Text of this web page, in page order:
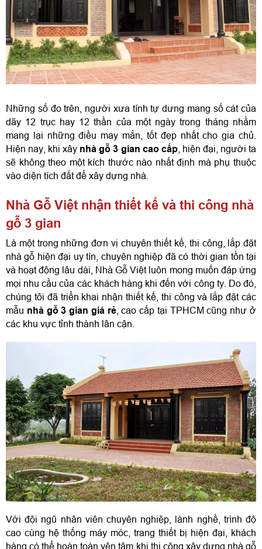
Những số đo trên, người xưa tính tự dưng mang số cát của
dãy 12 trục hay 12 thần của một ngày trong tháng nhằm
mang lại những điều may mắn, tốt đẹp nhất cho gia chủ.
Hiện nay, khi xây nhà gỗ 3 gian cao cấp, hiện đại, người ta
sẽ không theo một kích thước nào nhất định mà phụ thuộc
vào diện tích đất để xây dựng nhà.
Nhà Gỗ Việt nhận thiết kế và thi công nhà
gỗ 3 gian
Là một trong những đơn vị chuyên thiết kế, thi công, lắp đặt
nhà gỗ hiện đại uy tín, chuyên nghiệp đã có thời gian tồn tại
và hoạt động lâu dài, Nhà Gỗ Việt luôn mong muốn đáp ứng
mọi nhu cầu của các khách hàng khi đến với công ty. Do đó,
chúng tôi đã triển khai nhận thiết kế, thi công và lắp đặt các
mẫu nhà gỗ 3 gian giá rẻ, cao cấp tại TPHCM cũng như ở
các khu vực tỉnh thành lân cận.
Với đội ngũ nhân viên chuyên nghiệp, lành nghề, trình độ
cao cùng hệ thống máy móc, trang thiết bị hiện đại, khách
hàng có thể hoàn toàn yên tâm khi thi công xây dựng nhà gỗ